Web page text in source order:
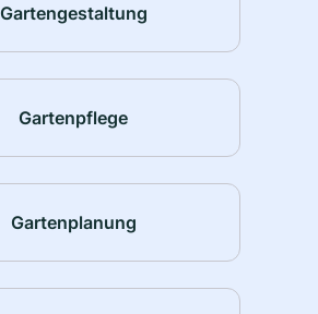
Gartengestaltung
Gartenpflege
Gartenplanung